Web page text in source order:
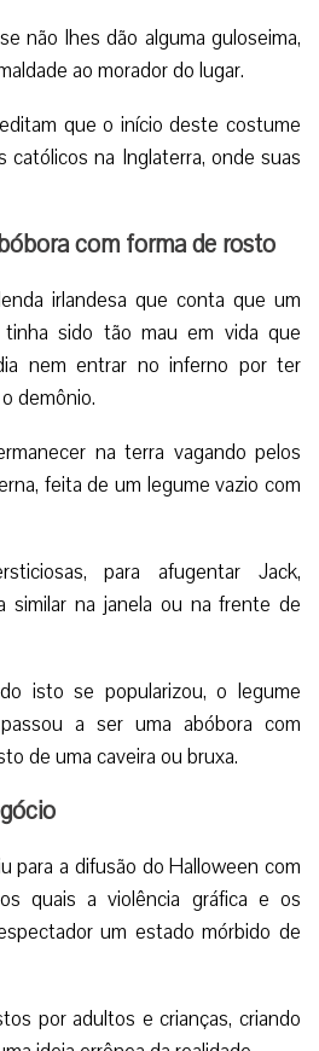
as crianças, pois são os preferidos
pergunta “Doces ou
e alguns adultos costumam
e temerários e vão de casa
treat” (doces ou travessuras).
não lhes dão alguma guloseima,
ao morador do lugar.
católicos na Inglaterra, onde suas
irlandesa que conta que um
sido tão mau em vida que
demônio.
na terra vagando pelos
feita de um legume vazio com
para afugentar Jack,
similar na janela ou na frente de
a ser uma abóbora com